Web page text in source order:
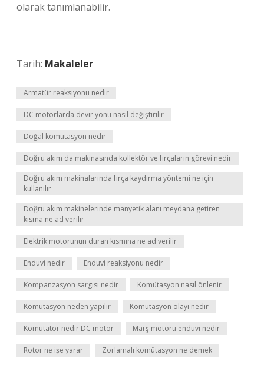
olarak tanımlanabilir.
Tarih: Makaleler
Armatür reaksiyonu nedir
DC motorlarda devir yönü nasıl değiştirilir
Doğal komütasyon nedir
Doğru akım da makinasında kollektör ve fırçaların görevi nedir
Doğru akım makinalarında fırça kaydırma yöntemi ne için
kullanılır
Doğru akım makinelerinde manyetik alanı meydana getiren
kısma ne ad verilir
Elektrik motorunun duran kısmına ne ad verilir
Enduvi nedir Enduvi reaksiyonu nedir
Kompanzasyon sargısı nedir Komütasyon nasıl önlenir
Komutasyon neden yapılır Komütasyon olayı nedir
Komütatör nedir DC motor Marş motoru endüvi nedir
Rotor ne işe yarar Zorlamalı komütasyon ne demek